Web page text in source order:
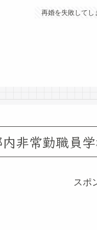
再婚を失敗してし
非常勤職員
スポ